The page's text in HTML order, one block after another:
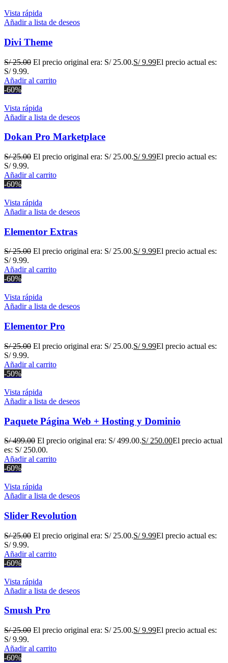
Vista rápida
Añadir a lista de deseos
Divi Theme
S/25.00 El precio original era: S/ 25.00.S/9.99El precio actual es:
S/ 9.99.
Añadir al carrito
-60%
Vista rápida
Añadir a lista de deseos
Dokan Pro Marketplace
S/25.00 El precio original era: S/ 25.00.S/9.99El precio actual es:
S/ 9.99.
Añadir al carrito
-60%
Vista rápida
Añadir a lista de deseos
Elementor Extras
S/25.00 El precio original era: S/ 25.00.S/9.99El precio actual es:
S/ 9.99.
Añadir al carrito
-60%
Vista rápida
Añadir a lista de deseos
Elementor Pro
S/25.00 El precio original era: S/ 25.00.S/9.99El precio actual es:
S/ 9.99.
Añadir al carrito
-50%
Vista rápida
Añadir a lista de deseos
Paquete Página Web + Hosting y Dominio
S/499.00 El precio original era: S/ 499.00.S/250.00El precio actual
es: S/ 250.00.
Añadir al carrito
-60%
Vista rápida
Añadir a lista de deseos
Slider Revolution
S/25.00 El precio original era: S/ 25.00.S/9.99El precio actual es:
S/ 9.99.
Añadir al carrito
-60%
Vista rápida
Añadir a lista de deseos
Smush Pro
S/25.00 El precio original era: S/ 25.00.S/9.99El precio actual es:
S/ 9.99.
Añadir al carrito
-60%